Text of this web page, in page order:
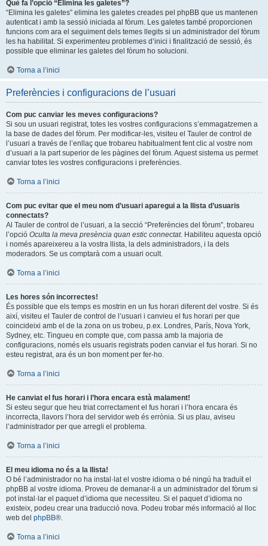
Què fa l’opció “Elimina les galetes”?
“Elimina les galetes” elimina les galetes creades pel phpBB que us mantenen
autenticat i amb la sessió iniciada al fòrum. Les galetes també proporcionen
funcions com ara el seguiment dels temes llegits si un administrador del fòrum
les ha habilitat. Si experimenteu problemes d’inici i finalització de sessió, és
possible que eliminar les galetes del fòrum ho solucioni.
Torna a l’inici
Preferències i configuracions de l’usuari
Com puc canviar les meves configuracions?
Si sou un usuari registrat, totes les vostres configuracions s’emmagatzemen a
la base de dades del fòrum. Per modificar-les, visiteu el Tauler de control de
l’usuari a través de l’enllaç que trobareu habitualment fent clic al vostre nom
d’usuari a la part superior de les pàgines del fòrum. Aquest sistema us permet
canviar totes les vostres configuracions i preferències.
Torna a l’inici
Com puc evitar que el meu nom d’usuari aparegui a la llista d’usuaris
connectats?
Al Tauler de control de l’usuari, a la secció “Preferències del fòrum”, trobareu
l’opció Oculta la meva presència quan estic connectat. Habiliteu aquesta opció
i només apareixereu a la vostra llista, la dels administradors, i la dels
moderadors. Se us comptarà com a usuari ocult.
Torna a l’inici
Les hores són incorrectes!
És possible que els temps es mostrin en un fus horari diferent del vostre. Si és
així, visiteu el Tauler de control de l’usuari i canvieu el fus horari per que
coincideixi amb el de la zona on us trobeu, p.ex. Londres, París, Nova York,
Sydney, etc. Tingueu en compte que, com passa amb la majoria de
configuracions, només els usuaris registrats poden canviar el fus horari. Si no
esteu registrat, ara és un bon moment per fer-ho.
Torna a l’inici
He canviat el fus horari i l’hora encara està malament!
Si esteu segur que heu triat correctament el fus horari i l’hora encara és
incorrecta, llavors l’hora del servidor web és errònia. Si us plau, aviseu
l’administrador per que arregli el problema.
Torna a l’inici
El meu idioma no és a la llista!
O bé l’administrador no ha instal·lat el vostre idioma o bé ningú ha traduït el
phpBB al vostre idioma. Proveu de demanar-li a un administrador del fòrum si
pot instal·lar el paquet d’idioma que necessiteu. Si el paquet d’idioma no
existeix, podeu crear una traducció nova. Podeu trobar més informació al lloc
web del phpBB®.
Torna a l’inici